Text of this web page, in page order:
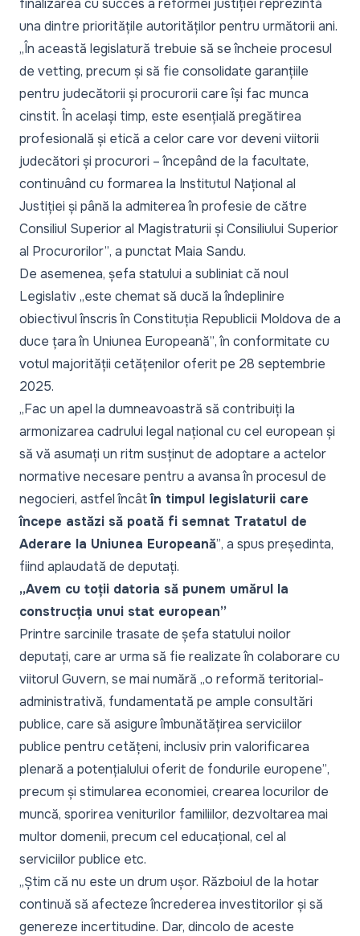
finalizarea cu succes a reformei justiției reprezintă
una dintre prioritățile autorităților pentru următorii ani.
„În această legislatură trebuie să se încheie procesul
de vetting, precum și să fie consolidate garanțiile
pentru judecătorii și procurorii care își fac munca
cinstit. În același timp, este esențială pregătirea
profesională și etică a celor care vor deveni viitorii
judecători și procurori – începând de la facultate,
continuând cu formarea la Institutul Național al
Justiției și până la admiterea în profesie de către
Consiliul Superior al Magistraturii și Consiliului Superior
al Procurorilor”, a punctat Maia Sandu.
De asemenea, șefa statului a subliniat că noul
Legislativ „este chemat să ducă la îndeplinire
obiectivul înscris în Constituția Republicii Moldova de a
duce țara în Uniunea Europeană”, în conformitate cu
votul majorității cetățenilor oferit pe 28 septembrie
2025.
„Fac un apel la dumneavoastră să contribuiți la
armonizarea cadrului legal național cu cel european și
să vă asumați un ritm susținut de adoptare a actelor
normative necesare pentru a avansa în procesul de
negocieri, astfel încâtîn timpul legislaturii care
începe astăzi să poată fi semnat Tratatul de
Aderare la Uniunea Europeană”, a spus președinta,
fiind aplaudată de deputați.
„Avem cu toții datoria să punem umărul la
construcția unui stat european”
Printre sarcinile trasate de șefa statului noilor
deputați, care ar urma să fie realizate în colaborare cu
viitorul Guvern, se mai numără „o reformă teritorial-
administrativă, fundamentată pe ample consultări
publice, care să asigure îmbunătățirea serviciilor
publice pentru cetățeni, inclusiv prin valorificarea
plenară a potențialului oferit de fondurile europene”,
precum și stimularea economiei, crearea locurilor de
muncă, sporirea veniturilor familiilor, dezvoltarea mai
multor domenii, precum cel educațional, cel al
serviciilor publice etc.
„Știm că nu este un drum ușor. Războiul de la hotar
continuă să afecteze încrederea investitorilor și să
genereze incertitudine. Dar, dincolo de aceste